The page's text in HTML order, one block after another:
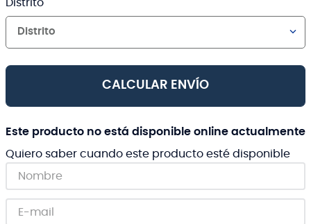
Distrito
Distrito
CALCULAR ENVÍO
Este producto no está disponible online actualmente
Quiero saber cuando este producto esté disponible